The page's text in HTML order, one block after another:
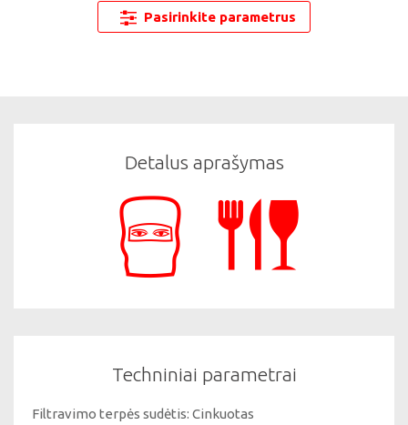
Pasirinkite parametrus
Detalus aprašymas
Techniniai parametrai
Filtravimo terpės sudėtis: Cinkuotas